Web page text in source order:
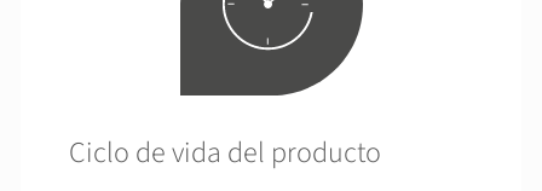
Ciclo de vida del producto